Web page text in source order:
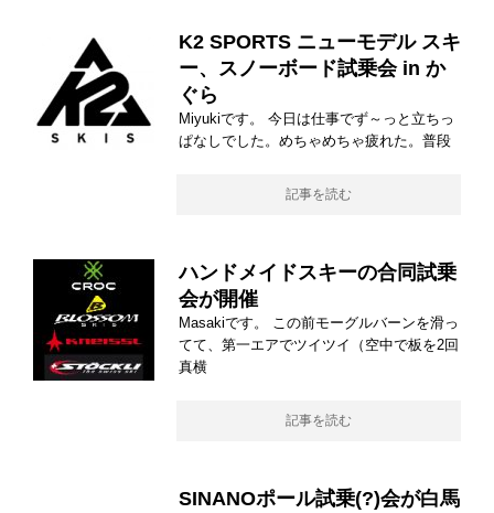
K2 SPORTS ニューモデル スキ
ー、スノーボード試乗会 in か
ぐら
Miyukiです。 今日は仕事でず～っと立ちっ
ぱなしでした。めちゃめちゃ疲れた。普段
記事を読む
ハンドメイドスキーの合同試乗
会が開催
Masakiです。 この前モーグルバーンを滑っ
てて、第一エアでツイツイ（空中で板を2回
真横
記事を読む
SINANOポール試乗(?)会が白馬